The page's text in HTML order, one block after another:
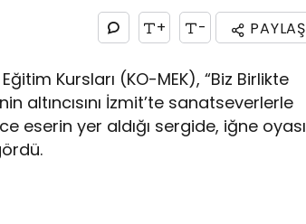
+ - PAYLAŞ
Kursları (KO-MEK), “Biz Birlikte
altıncısını İzmit’te sanatseverlerle
eserin yer aldığı sergide, iğne oyası